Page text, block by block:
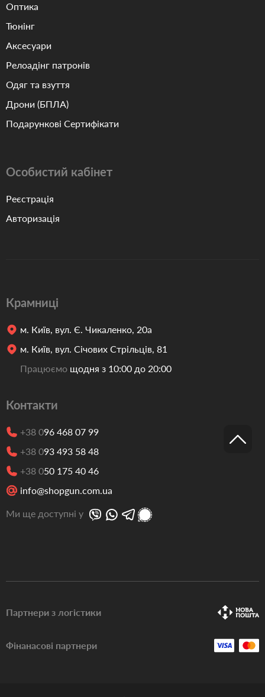
Оптика
Тюнінг
Аксесуари
Релоадінг патронів
Одяг та взуття
Дрони (БПЛА)
Подарункові Сертифікати
Особистий кабінет
Реєстрація
Авторизація
Крамниці
м. Київ, вул. Є. Чикаленко, 20а
м. Київ, вул. Січових Стрільців, 81
Працюємо щодня з 10:00 до 20:00
Контакти
+38 096 468 07 99
+38 093 493 58 48
+38 050 175 40 46
info@shopgun.com.ua
Ми ще доступні у
Партнери з логістики
Фінанасові партнери